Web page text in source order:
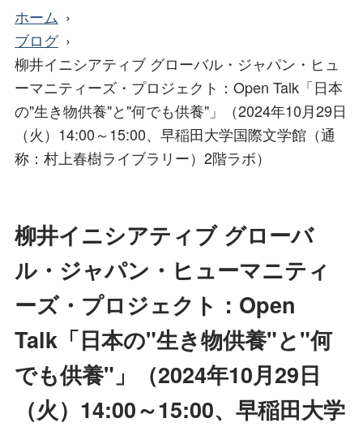
ホーム
ブログ
柳井イニシアティブ グローバル・ジャパン・ヒュ
ーマニティーズ・プロジェクト：Open Talk「日本
の"生き物供養"と"何でも供養"」（2024年10月29日
（火）14:00～15:00、早稲田大学国際文学館（通
称：村上春樹ライブラリー）2階ラボ）
柳井イニシアティブ グローバ
ル・ジャパン・ヒューマニティ
ーズ・プロジェクト：Open
Talk「日本の"生き物供養"と"何
でも供養"」（2024年10月29日
（火）14:00～15:00、早稲田大学